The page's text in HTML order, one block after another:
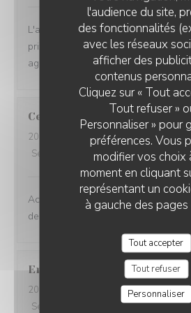
l'audience du site,
des fonctionnalités
avec les réseaux
afficher des
contenus
Cliquez sur « Tout
Tout refuser »
Personnaliser » pour
préférences. Vous
modifier vos choix
moment en cliquant
représentant un
à gauche des pages
Tout accepter
Tout refuser
Personnaliser
L'accueil, le service, la cuisine, le
prix, tous les voyants sont verts pour
agréable moment
Cecile
2026-08-05
- 12:45 - Couverts 3
Service
Ambiance:5/5 Cuisine: 5
Accueil et service toujours efficace
des produits et soin dans la
Eric
2026-08-05
- 12:15 - Couverts 3
Service
Ambiance:5/5 Cuisine:5
LE LANAUD